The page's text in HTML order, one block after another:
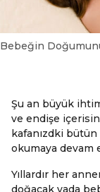
Bebeğin
Şu an büyük
ve endişe
kafanızdki bütün
okumaya devam
Yıllardır her
doğacak yada